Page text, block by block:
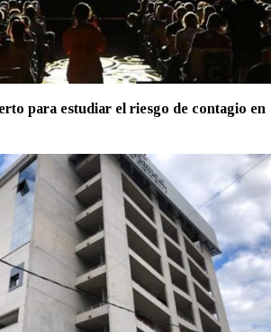
para estudiar el riesgo de contagio en